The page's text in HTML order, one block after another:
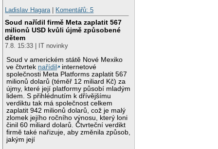
Ladislav Hagara
Komentářů: 5
Soud nařídil firmě Meta zaplatit 567
milionů USD kvůli újmě způsobené
dětem
7.8. 15:33 | IT novinky
Soud v americkém státě Nové Mexiko
ve čtvrtek nařídil
internetové
společnosti Meta Platforms zaplatit 567
milionů dolarů (téměř 12 miliard Kč) za
újmy, které její platformy působí mladým
lidem. S přihlédnutím k dřívějšímu
verdiktu tak má společnost celkem
zaplatit 942 milionů dolarů, což je malý
zlomek jejího ročního výnosu, který loni
činil 60 miliard dolarů. Čtvrteční verdikt
firmě také nařizuje, aby změnila způsob,
jakým její